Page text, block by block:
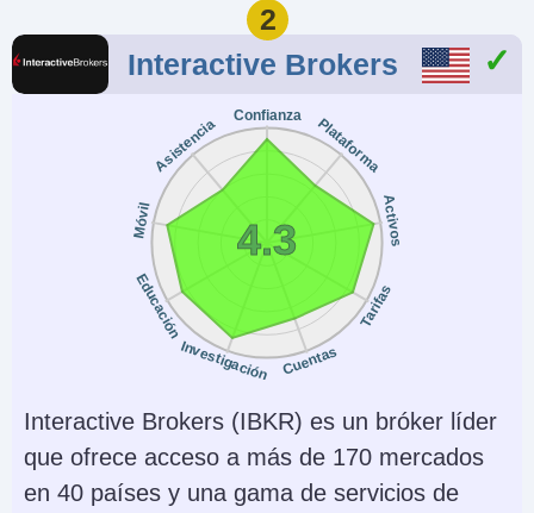
0.01 Lots
Copy Trading Regulador
Instrumentos
Forex, Futuros y
Opciones sobre
Metales, Energías,
Materias Primas,
Índices, Bonos
Plataformas
WebTrader, Mobile,
MT4, MT5,
TradingView
USD, EUR, GBP, CAD,
AUD, JPY, CHF, PLN
Expert Advisors (EAs)
on MetaTrader
AI Stop Loss Garantizado
2
Interactive Brokers
Confianza Plataforma
Activos
Tarifas
Cuentas
Investigación
Educación
Móvil
Asistencia
4.3
Interactive Brokers (IBKR) es un bróker líder
que ofrece acceso a más de 170 mercados
en 40 países y una gama de servicios de